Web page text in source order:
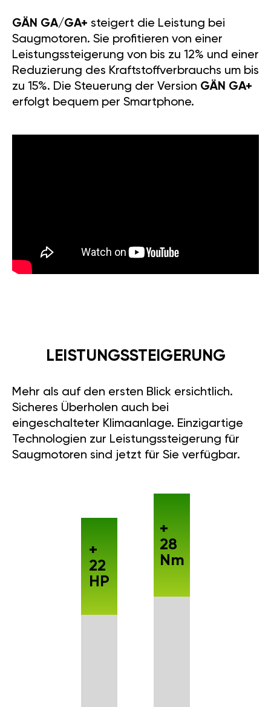
GÄN GA/GA+ steigert die Leistung bei
Saugmotoren. Sie profitieren von einer
Leistungssteigerung von bis zu 12% und einer
Reduzierung des Kraftstoffverbrauchs um bis
zu 15%. Die Steuerung der Version GÄN GA+
erfolgt bequem per Smartphone.
LEISTUNGSSTEIGERUNG
Mehr als auf den ersten Blick ersichtlich.
Sicheres Überholen auch bei
eingeschalteter Klimaanlage. Einzigartige
Technologien zur Leistungssteigerung für
Saugmotoren sind jetzt für Sie verfügbar.
+
22
HP
+
28
Nm